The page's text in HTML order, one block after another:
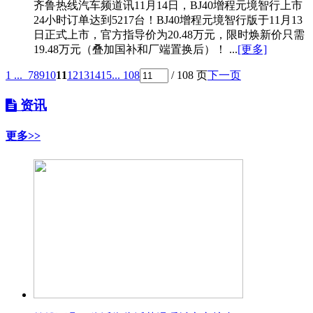
齐鲁热线汽车频道讯11月14日，BJ40增程元境智行上市
24小时订单达到5217台！BJ40增程元境智行版于11月13
日正式上市，官方指导价为20.48万元，限时焕新价只需
19.48万元（叠加国补和厂端置换后）！ ...[更多]
1 ... 789101112131415... 108 / 108 页下一页
资讯
更多>>